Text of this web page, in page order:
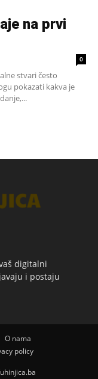
na prvi
0
stvari često
pokazati kakva je
digitalni
i postaju
O nama
policy